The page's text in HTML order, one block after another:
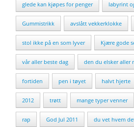
glede kan kjøpes for penger labyrint
Gummistrikk avslått vekkerklokke
stol ikke på en som lyver Kjære gode
vår aller beste dag den du elsker aller
fortiden pen i tøyet halvt hjerte
2012 trøtt mange typer venner
rap God Jul 2011 du vet hvem